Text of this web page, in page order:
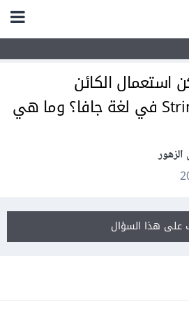
استعمال الكائن
StringBuffer في لغة جافا؟ وما هي
على هذا السؤال